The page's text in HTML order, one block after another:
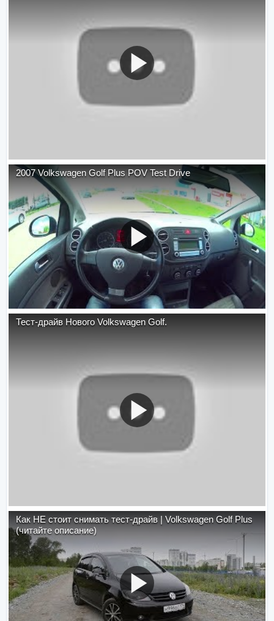
2007 Volkswagen Golf Plus POV Test Drive
Тест-драйв Нового Volkswagen Golf.
Как НЕ стоит снимать тест-драйв | Volkswagen Golf Plus
(читайте описание)